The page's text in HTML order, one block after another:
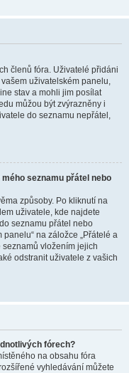
členů fóra. Uživatelé přidáni
uživatelském panelu,
stav a mohli jim posílat
můžou být zvýrazněny i
do seznamu nepřátel,
seznamu přátel nebo
způsoby. Po kliknutí na
uživatele, kde najdete
seznamu přátel nebo
na záložce „Přátelé a
vložením jejich
odstranit uživatele z vašich
fórech?
na obsahu fóra
vyhledávání můžete